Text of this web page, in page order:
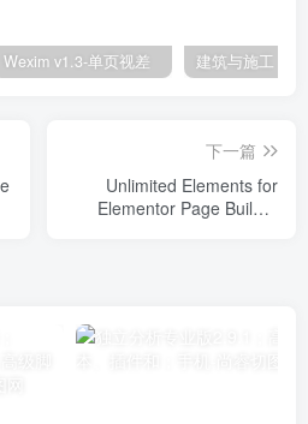
Wexim v1.3-单页视差
下一篇
Unlimited Elements for
Elementor Page Builder